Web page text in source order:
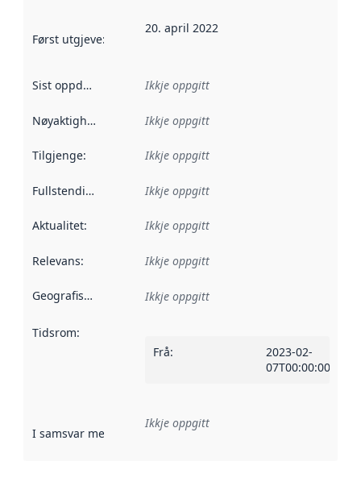
Først utgjeve: Denne datoen seier når dataa i dette
20. april 2022
Sist oppdatert Ikkje oppgitt
Nøyaktigheit Ikkje oppgitt
Tilgjenge: Ikkje oppgitt
Fullstendigheit Ikkje oppgitt
Aktualitet: Ikkje oppgitt
Relevans: Ikkje oppgitt
Geografisk område Ikkje oppgitt
Tidsrom:
Frå:
2023-02-
07T00:00:00Z
I samsvar med Referanse til ei implementeringsregel eller
Ikkje oppgitt